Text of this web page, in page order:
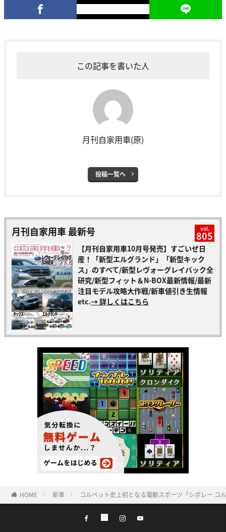
この記事を書いた人
月刊自家用車(原)
投稿一覧へ
月刊自家用車 最新号 vol.
805
【月刊自家用車10月号発売】すごいぜ日
産！「新型エルグランド」「新型キック
ス」のすべて/新型レヴォーグレイバック全
研究/新型フィット＆N-BOX最新情報/最新
注目モデル攻略大作戦/新車値引き生情報
etc.→ 詳しくはこちら
HOME 新車 コルベット史上初となる電動スポーツ「シボレー コ